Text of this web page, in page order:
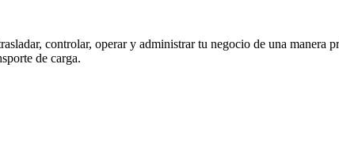
controlar, operar y administrar tu negocio de una manera
de carga.